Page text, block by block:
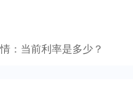
：当前利率是多少？